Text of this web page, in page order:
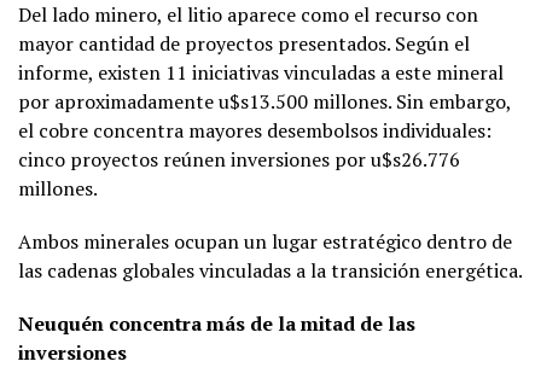
Del lado minero, el litio aparece como el recurso con
mayor cantidad de proyectos presentados. Según el
informe, existen 11 iniciativas vinculadas a este mineral
por aproximadamente u$s13.500 millones. Sin embargo,
el cobre concentra mayores desembolsos individuales:
cinco proyectos reúnen inversiones por u$s26.776
millones.
Ambos minerales ocupan un lugar estratégico dentro de
las cadenas globales vinculadas a la transición energética.
Neuquén concentra más de la mitad de las
inversiones